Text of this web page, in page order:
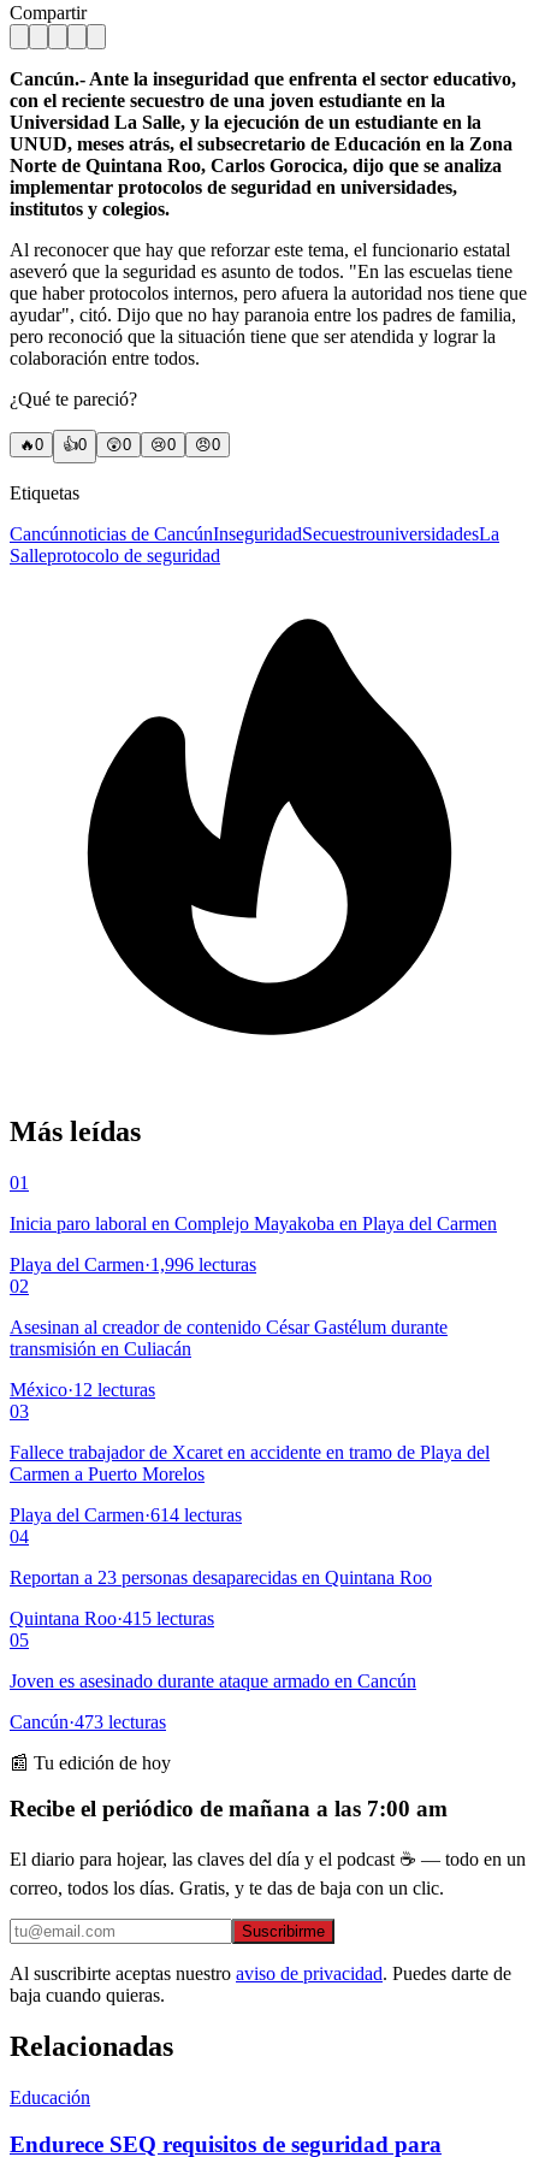
Compartir
Cancún.- Ante la inseguridad que enfrenta el sector educativo,
con el reciente secuestro de una joven estudiante en la
Universidad La Salle, y la ejecución de un estudiante en la
UNUD, meses atrás, el subsecretario de Educación en la Zona
Norte de Quintana Roo, Carlos Gorocica, dijo que se analiza
implementar protocolos de seguridad en universidades,
institutos y colegios.
Al reconocer que hay que reforzar este tema, el funcionario estatal
aseveró que la seguridad es asunto de todos. "En las escuelas tiene
que haber protocolos internos, pero afuera la autoridad nos tiene que
ayudar", citó. Dijo que no hay paranoia entre los padres de familia,
pero reconoció que la situación tiene que ser atendida y lograr la
colaboración entre todos.
¿Qué te pareció?
🔥0 👍0 😲0 😢0 😠0
Etiquetas
Cancúnnoticias de CancúnInseguridadSecuestrouniversidadesLa
Salleprotocolo de seguridad
Más leídas
01
Inicia paro laboral en Complejo Mayakoba en Playa del Carmen
Playa del Carmen·1,996 lecturas
02
Asesinan al creador de contenido César Gastélum durante
transmisión en Culiacán
México·12 lecturas
03
Fallece trabajador de Xcaret en accidente en tramo de Playa del
Carmen a Puerto Morelos
Playa del Carmen·614 lecturas
04
Reportan a 23 personas desaparecidas en Quintana Roo
Quintana Roo·415 lecturas
05
Joven es asesinado durante ataque armado en Cancún
Cancún·473 lecturas
📰 Tu edición de hoy
Recibe el periódico de mañana a las 7:00 am
El diario para hojear, las claves del día y el podcast ☕ — todo en un
correo, todos los días. Gratis, y te das de baja con un clic.
Suscribirme
Al suscribirte aceptas nuestro aviso de privacidad. Puedes darte de
baja cuando quieras.
Relacionadas
Educación
Endurece SEQ requisitos de seguridad para